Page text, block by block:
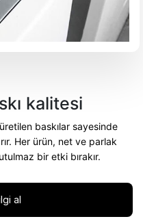
kalitesi
baskılar sayesinde
Her ürün, net ve parlak
bir etki bırakır.
al